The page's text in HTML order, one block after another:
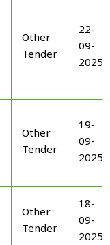
Other
Tender
22-
09-
2025
Other
Tender
19-
09-
2025
Other
Tender
18-
09-
2025